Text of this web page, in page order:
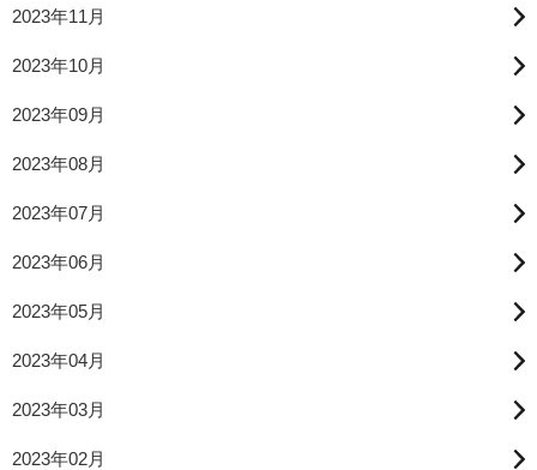
2023年11月
2023年10月
2023年09月
2023年08月
2023年07月
2023年06月
2023年05月
2023年04月
2023年03月
2023年02月